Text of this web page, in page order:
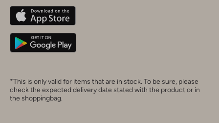
Belgique(Français)
Deutschland
*This is only valid for items that are in stock. To be sure, please
check the expected delivery date stated with the product or in
the shoppingbag.